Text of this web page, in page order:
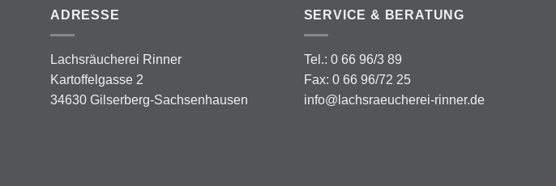
ADRESSE
Lachsräucherei Rinner
Kartoffelgasse 2
34630 Gilserberg-Sachsenhausen
SERVICE & BERATUNG
Tel.: 0 66 96/3 89
Fax: 0 66 96/72 25
info@lachsraeucherei-rinner.de